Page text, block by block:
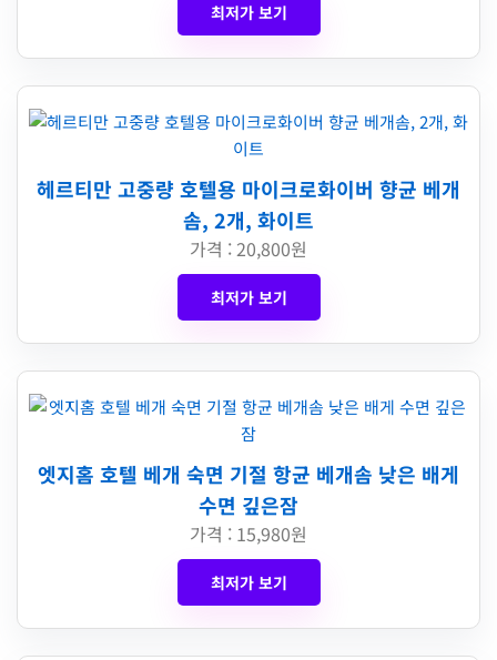
최저가 보기
헤르티만 고중량 호텔용 마이크로화이버 향균 베개
솜, 2개, 화이트
가격 : 20,800원
최저가 보기
엣지홈 호텔 베개 숙면 기절 항균 베개솜 낮은 배게
수면 깊은잠
가격 : 15,980원
최저가 보기